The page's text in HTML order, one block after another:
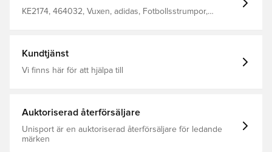
KE2174, 464032, Vuxen, adidas, Fotbollsstrumpor,
Kundtjänst
Vi finns här för att hjälpa till
Auktoriserad återförsäljare
Unisport är en auktoriserad återförsäljare för ledande
märken